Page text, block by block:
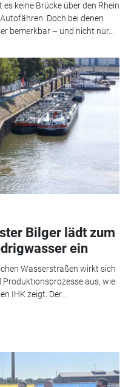
keine Brücke über den Rhein
Doch bei denen
bemerkbar – und nicht nur...
Bilger lädt zum
ein
Wasserstraßen wirkt sich
aus, wie
IHK zeigt. Der...